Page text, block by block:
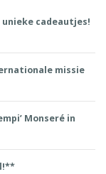
cadeautjes!
missie
Monseré in